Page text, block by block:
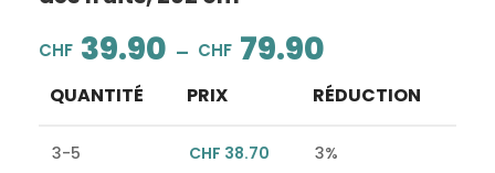
CHF 39.90 – CHF 79.90
QUANTITÉ PRIX RÉDUCTION
3-5 CHF 38.70 3%